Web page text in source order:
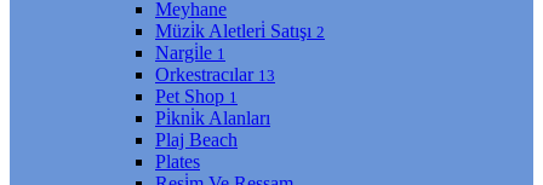
Meyhane
Müzi̇k Aletleri̇ Satışı 2
Nargi̇le 1
Orkestracılar 13
Pet Shop 1
Pi̇kni̇k Alanları
Plaj Beach
Plates